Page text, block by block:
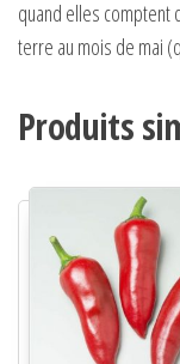
quand elles comptent
terre au mois de mai
Produits